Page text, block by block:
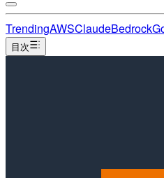
TrendingAWSClaudeBedrock
目次